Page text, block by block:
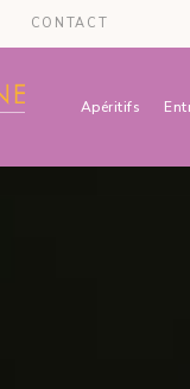
CONTACT
Apéritifs